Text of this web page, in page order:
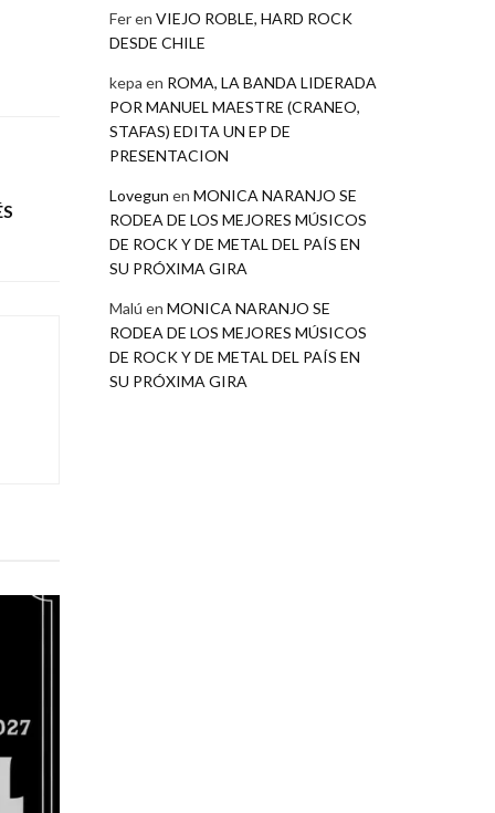
Feren VIEJO ROBLE, HARD ROCK
DESDE CHILE
kepa en ROMA, LA BANDA LIDERADA
POR MANUEL MAESTRE (CRANEO,
STAFAS) EDITA UN EP DE
PRESENTACION
Lovegun en MONICA NARANJO SE
RODEA DE LOS MEJORES MÚSICOS
DE ROCK Y DE METAL DEL PAÍS EN
SU PRÓXIMA GIRA
Malú en MONICA NARANJO SE
RODEA DE LOS MEJORES MÚSICOS
DE ROCK Y DE METAL DEL PAÍS EN
SU PRÓXIMA GIRA